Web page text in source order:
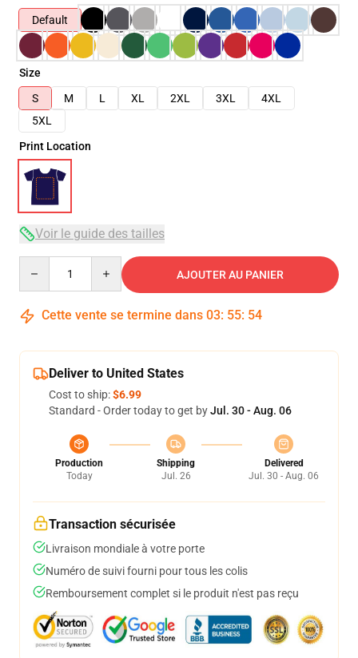
Default
Size
S
M L XL 2XL 3XL
4XL
5XL
Print Location
Voir le guide des tailles
AJOUTER AU PANIER
Cette vente se termine dans 03: 55: 54
Deliver to United States
Cost to ship:$6.99
Standard - Order today to get byJul. 30 - Aug. 06
Production
Today
Shipping
Jul. 26
Delivered
Jul. 30 - Aug. 06
Transaction sécurisée
Livraison mondiale à votre porte
Numéro de suivi fourni pour tous les colis
Remboursement complet si le produit n'est pas reçu